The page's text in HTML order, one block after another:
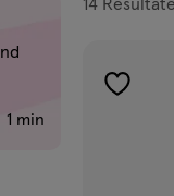
1 min
14